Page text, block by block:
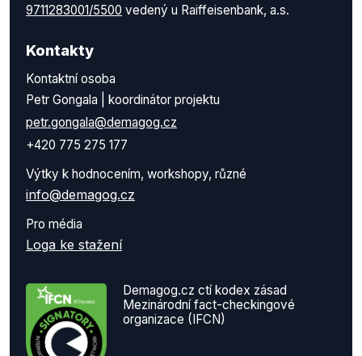
9711283001/5500 vedený u Raiffeisenbank, a.s.
Kontakty
Kontaktní osoba
Petr Gongala | koordinátor projektu
petr.gongala@demagog.cz
+420 775 275 177
Výtky k hodnocením, workshopy, různé
info@demagog.cz
Pro média
Loga ke stažení
Demagog.cz ctí kodex zásad
Mezinárodní fact-checkingové
organizace (IFCN)